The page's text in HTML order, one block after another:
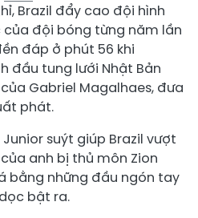
Brazil đẩy cao đội hình
của đội bóng từng năm lần
đáp ở phút 56 khi
đầu tung lưới Nhật Bản
Gabriel Magalhaes, đưa
phát.
suýt giúp Brazil vượt
anh bị thủ môn Zion
bằng những đầu ngón tay
bật ra.